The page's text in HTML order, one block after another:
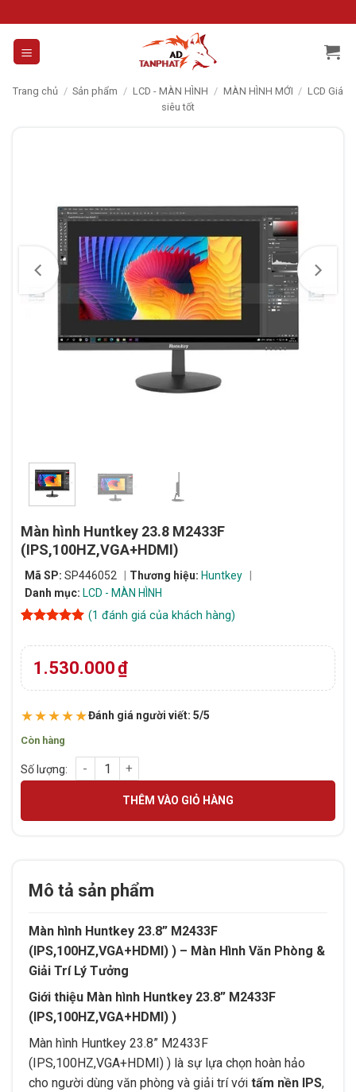
to
content
Trang chủ / Sản phẩm / LCD - MÀN HÌNH / MÀN HÌNH MỚI / LCD Giá
siêu tốt
Màn hình Huntkey 23.8 M2433F
(IPS,100HZ,VGA+HDMI)
Mã SP: SP446052 Thương hiệu: Huntkey
Danh mục: LCD - MÀN HÌNH
dựa trên
đánh giá
(1 đánh giá của khách hàng)
1.530.000₫
★★★★★Đánh giá người viết: 5/5
Còn hàng
Màn hình Huntkey 23.8 M2433F (IPS,100HZ,VGA+HDMI) số
THÊM VÀO GIỎ HÀNG
Mô tả sản phẩm
Màn hình Huntkey 23.8” M2433F
(IPS,100HZ,VGA+HDMI) ) – Màn Hình Văn Phòng &
Giải Trí Lý Tưởng
Giới thiệu Màn hình Huntkey 23.8” M2433F
(IPS,100HZ,VGA+HDMI) )
Màn hình Huntkey 23.8” M2433F
(IPS,100HZ,VGA+HDMI) ) là sự lựa chọn hoàn hảo
cho người dùng văn phòng và giải trí với tấm nền IPS,